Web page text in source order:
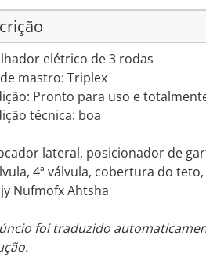
elétrico de 3 rodas
mastro: Triplex
Pronto para uso e
técnica: boa
lateral, posicionador de
4ª válvula, cobertura do
Nufmofx Ahtsha
foi traduzido